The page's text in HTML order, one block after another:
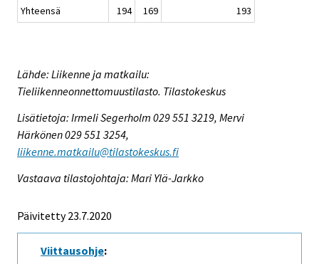
Yhteensä
194 169 193
Lähde: Liikenne ja matkailu:
Tieliikenneonnettomuustilasto. Tilastokeskus
Lisätietoja: Irmeli Segerholm 029 551 3219, Mervi
Härkönen 029 551 3254,
liikenne.matkailu@tilastokeskus.fi
Vastaava tilastojohtaja: Mari Ylä-Jarkko
Päivitetty 23.7.2020
Viittausohje: